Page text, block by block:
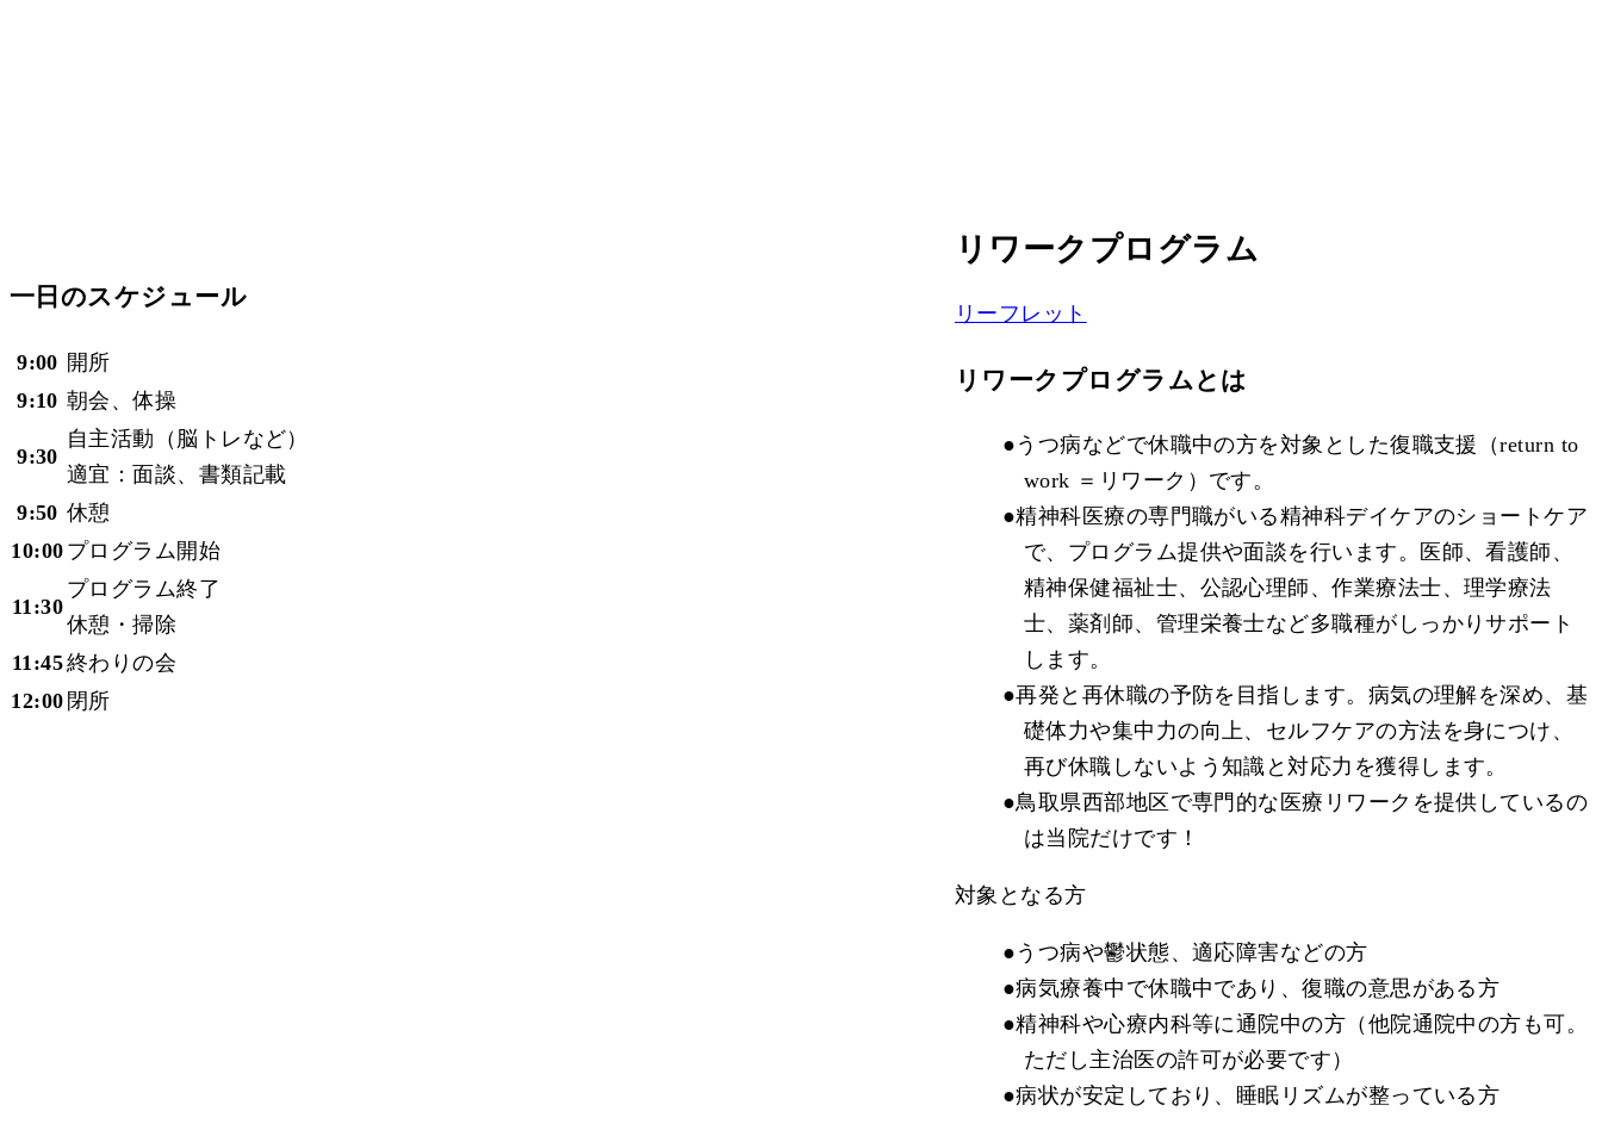
一日のスケジュール
9:00 開所
9:10 朝会、体操
9:30
自主活動（脳トレなど）
適宜：面談、書類記載
9:50 休憩
10:00 プログラム開始
11:30
プログラム終了
休憩・掃除
11:45終わりの会
12:00 閉所
リワークプログラム
リーフレット
リワークプログラムとは
●うつ病などで休職中の方を対象とした復職支援（return to
work ＝リワーク）です。
●精神科医療の専門職がいる精神科デイケアのショートケア
で、プログラム提供や面談を行います。医師、看護師、
精神保健福祉士、公認心理師、作業療法士、理学療法
士、薬剤師、管理栄養士など多職種がしっかりサポート
します。
●再発と再休職の予防を目指します。病気の理解を深め、基
礎体力や集中力の向上、セルフケアの方法を身につけ、
再び休職しないよう知識と対応力を獲得します。
●鳥取県西部地区で専門的な医療リワークを提供しているの
は当院だけです！
対象となる方
●うつ病や鬱状態、適応障害などの方
●病気療養中で休職中であり、復職の意思がある方
●精神科や心療内科等に通院中の方（他院通院中の方も可。
ただし主治医の許可が必要です）
●病状が安定しており、睡眠リズムが整っている方